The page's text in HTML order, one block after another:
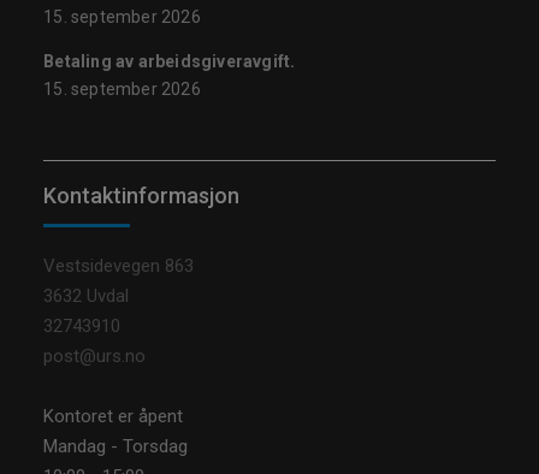
15. september 2026
Betaling av arbeidsgiveravgift.
15. september 2026
Kontaktinformasjon
Vestsidevegen 863
3632 Uvdal
32743910
post@urs.no
Kontoret er åpent
Mandag - Torsdag